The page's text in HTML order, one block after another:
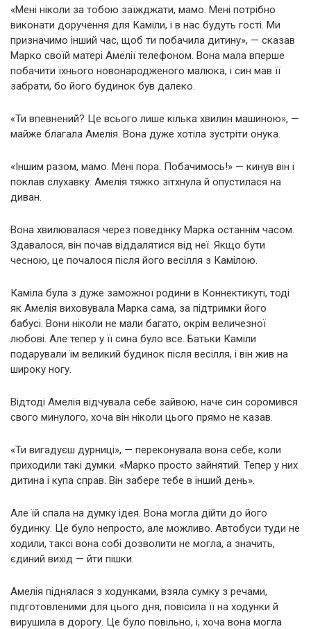
«Мені ніколи за тобою заїжджати, мамо. Мені потрібно
виконати доручення для Каміли, і в нас будуть гості. Ми
призначимо інший час, щоб ти побачила дитину», — сказав
Марко своїй матері Амелії телефоном. Вона мала вперше
побачити їхнього новонародженого малюка, і син мав її
забрати, бо його будинок був далеко.
«Ти впевнений? Це всього лише кілька хвилин машиною», —
майже благала Амелія. Вона дуже хотіла зустріти онука.
«Іншим разом, мамо. Мені пора. Побачимось!» — кинув він і
поклав слухавку. Амелія тяжко зітхнула й опустилася на
диван.
Вона хвилювалася через поведінку Марка останнім часом.
Здавалося, він почав віддалятися від неї. Якщо бути
чесною, це почалося після його весілля з Камілою.
Каміла була з дуже заможної родини в Коннектикуті, тоді
як Амелія виховувала Марка сама, за підтримки його
бабусі. Вони ніколи не мали багато, окрім величезної
любові. Але тепер у її сина було все. Батьки Каміли
подарували їм великий будинок після весілля, і він жив на
широку ногу.
Відтоді Амелія відчувала себе зайвою, наче син соромився
свого минулого, хоча він ніколи цього прямо не казав.
«Ти вигадуєш дурниці», — переконувала вона себе, коли
приходили такі думки. «Марко просто зайнятий. Тепер у них
дитина і купа справ. Він забере тебе в інший день».
Але їй спала на думку ідея. Вона могла дійти до його
будинку. Це було непросто, але можливо. Автобуси туди не
ходили, таксі вона собі дозволити не могла, а значить,
єдиний вихід — йти пішки.
Амелія піднялася з ходунками, взяла сумку з речами,
підготовленими для цього дня, повісила її на ходунки й
вирушила в дорогу. Це було повільно, і, хоча вона могла